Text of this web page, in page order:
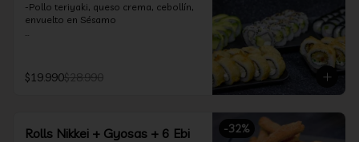
-Pollo teriyaki, queso crema, cebollín,
envuelto en Sésamo
-Camarón furay, queso crema,
frito en tempura.
$19.990$28.990
-32%
Rolls Nikkei + Gyosas + 6 Ebi